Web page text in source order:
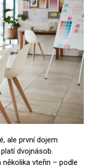
ale první dojem
dvojnásob.
vteřin – podle